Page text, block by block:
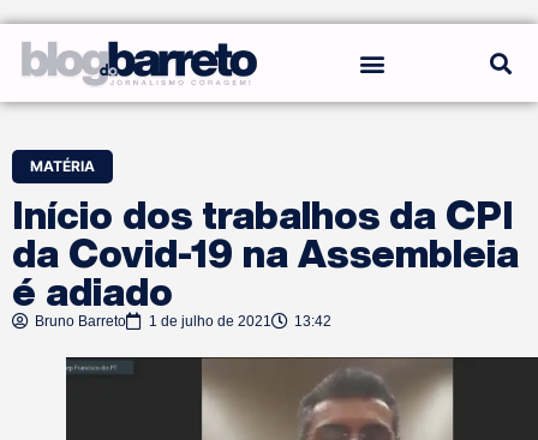
MATÉRIA
Início dos trabalhos da CPI
da Covid-19 na Assembleia
é adiado
Bruno Barreto 1 de julho de 2021 13:42